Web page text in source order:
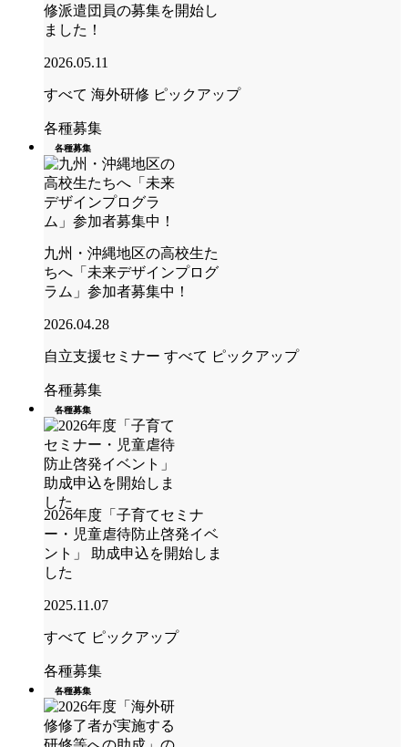
修派遣団員の募集を開始し
ました！
2026.05.11
すべて 海外研修 ピックアップ
各種募集
各種募集
九州・沖縄地区の高校生た
ちへ「未来デザインプログ
ラム」参加者募集中！
2026.04.28
自立支援セミナー すべて ピックアップ
各種募集
各種募集
2026年度「子育てセミナ
ー・児童虐待防止啓発イベ
ント」 助成申込を開始しま
した
2025.11.07
すべて ピックアップ
各種募集
各種募集